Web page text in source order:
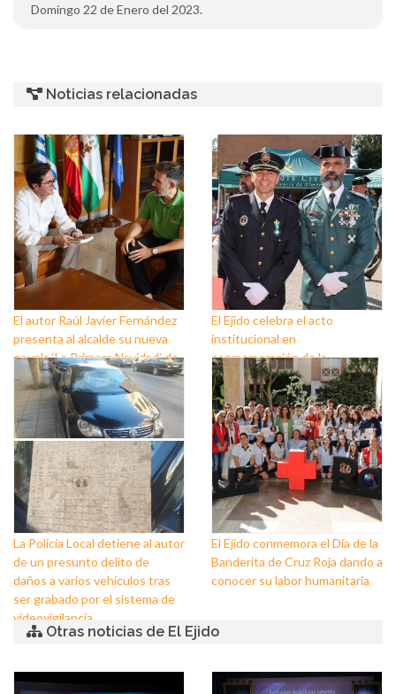
Domingo 22 de Enero del 2023.
Noticias relacionadas
El autor Raúl Javier Fernández
presenta al alcalde su nueva
novela ‘La Primera Navidad’ de
Las Crónicas de Sant Claus
El Ejido celebra el acto
institucional en
conmemoración de la
Festividad de la Virgen del
Pilar, Patrona de la Guardia
Civil
La Policía Local detiene al autor
de un presunto delito de
daños a varios vehículos tras
ser grabado por el sistema de
videovigilancia
El Ejido conmemora el Día de la
Banderita de Cruz Roja dando a
conocer su labor humanitaria
Otras noticias de El Ejido